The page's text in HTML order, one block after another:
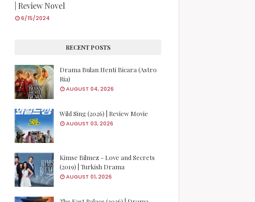
| Review Novel
6/15/2024
RECENT POSTS
Drama Bulan Henti Bicara (Astro
Ria)
AUGUST 04, 2026
Wild Sing (2026) | Review Movie
AUGUST 03, 2026
Kimse Bilmez - Love and Secrets
(2019) | Turkish Drama
AUGUST 01, 2026